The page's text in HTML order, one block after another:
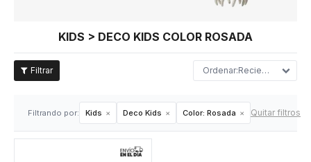
KIDS > DECO KIDS COLOR ROSADA
Recientes
Filtrando por: Kids Deco Kids Color: Rosada Quitar filtros